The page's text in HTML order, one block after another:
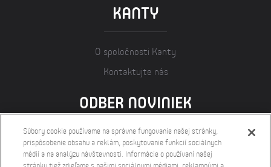
KANTY
O spoločnosti Kanty
Kontaktujte nás
ODBER NOVINIEK
Súbory cookie používame na správne fungovanie našej stránky,
prispôsobenie obsahu a reklám, poskytovanie funkcií sociálnych
médií a na analýzu návštevnosti. Informácie o používaní našej